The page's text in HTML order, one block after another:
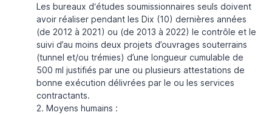
Les bureaux d‘études soumissionnaires seuls doivent
avoir réaliser pendant les Dix (10) dernières années
(de 2012 à 2021) ou (de 2013 à 2022) le contrôle et le
suivi d’au moins deux projets d’ouvrages souterrains
(tunnel et/ou trémies) d’une longueur cumulable de
500 ml justifiés par une ou plusieurs attestations de
bonne exécution délivrées par le ou les services
contractants.
2. Moyens humains :